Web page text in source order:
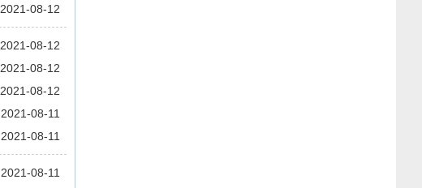
2021-08-12
2021-08-12
2021-08-12
2021-08-12
2021-08-11
2021-08-11
2021-08-11